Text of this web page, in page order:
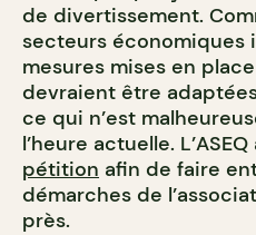
de divertissement.
secteurs économiques
mesures mises en
devraient être
ce qui n’est
l’heure actuelle.
pétition afin de faire
démarches de
près.